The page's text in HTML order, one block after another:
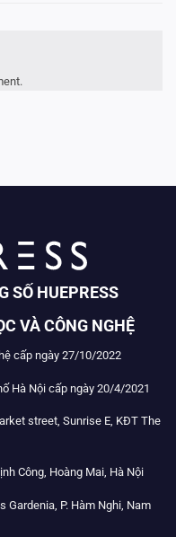
SỐ HUEPRESS
VÀ CÔNG NGHỆ
cấp ngày 27/10/2022
Hà Nội cấp ngày 20/4/2021
street, Sunrise E, KĐT The
Công, Hoàng Mai, Hà Nội
Gardenia, P. Hàm Nghi, Nam